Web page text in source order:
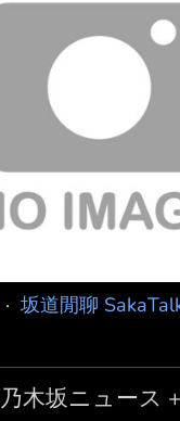
409,941
45,527 45,035
42,194 31,570
· 坂道閒聊
木坂ニュース